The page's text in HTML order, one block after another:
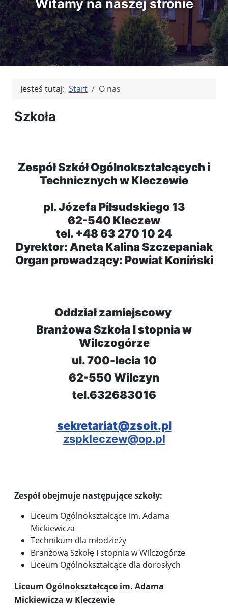
Witamy na naszej stronie
Jesteś tutaj: Start O nas
Szkoła
Zespół Szkół Ogólnokształcących i
Technicznych w Kleczewie
pl. Józefa Piłsudskiego 13
62-540 Kleczew
tel. +48 63 270 10 24
Dyrektor: Aneta Kalina Szczepaniak
Organ prowadzący: Powiat Koniński
Oddział zamiejscowy
Branżowa Szkoła I stopnia w
Wilczogórze
ul. 700-lecia 10
62-550 Wilczyn
tel.632683016
sekretariat@zsoit.pl
zspkleczew@op.pl
Zespół obejmuje następujące szkoły:
Liceum Ogólnokształcące im. Adama
Mickiewicza
Technikum dla młodzieży
Branżową Szkołę I stopnia w Wilczogórze
Liceum Ogólnokształcące dla dorosłych
Liceum Ogólnokształcące im. Adama
Mickiewicza w Kleczewie